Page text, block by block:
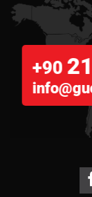
+90